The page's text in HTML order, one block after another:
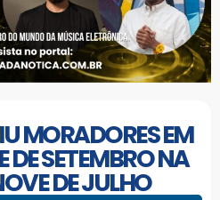
MORADORES EM
DE SETEMBRO NA
DE JULHO